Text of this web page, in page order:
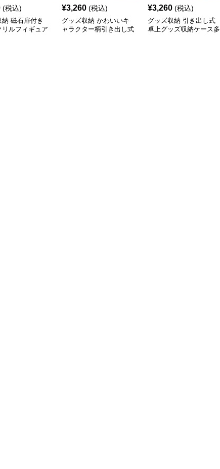
(税込)
納 磁石扉付き
リルフィギュア
¥3,260 (税込)
グッズ収納 かわいいキ
ャラクター柄引き出し式
¥3,260 (税込)
グッズ収納 引き出し式
卓上グッズ収納ケース多